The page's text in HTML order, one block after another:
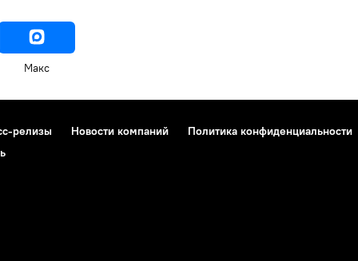
Макс
релизы Новости компаний Политика конфиденциальности